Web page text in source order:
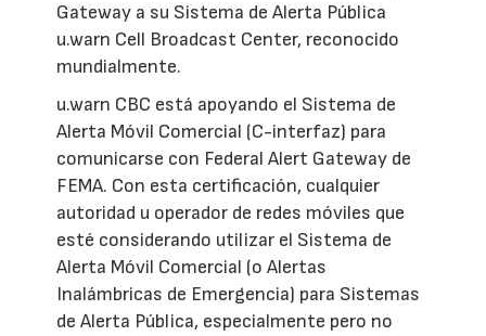
Gateway a su Sistema de Alerta Pública
u.warn Cell Broadcast Center, reconocido
mundialmente.
u.warn CBC está apoyando el Sistema de
Alerta Móvil Comercial (C-interfaz) para
comunicarse con Federal Alert Gateway de
FEMA. Con esta certificación, cualquier
autoridad u operador de redes móviles que
esté considerando utilizar el Sistema de
Alerta Móvil Comercial (o Alertas
Inalámbricas de Emergencia) para Sistemas
de Alerta Pública, especialmente pero no